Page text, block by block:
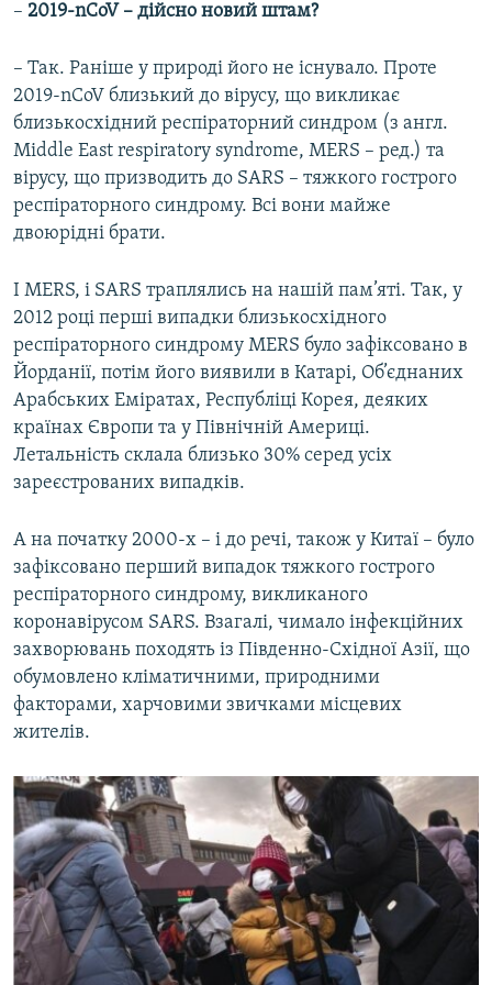
– 2019-nCoV – дійсно новий штам?
– Так. Раніше у природі його не існувало. Проте
2019-nCoV близький до вірусу, що викликає
близькосхідний респіраторний синдром (з англ.
Middle East respiratory syndrome, MERS – ред.) та
вірусу, що призводить до SARS – тяжкого гострого
респіраторного синдрому. Всі вони майже
двоюрідні брати.
І MERS, і SARS траплялись на нашій пам’яті. Так, у
2012 році перші випадки близькосхідного
респіраторного синдрому MERS було зафіксовано в
Йорданії, потім його виявили в Катарі, Об’єднаних
Арабських Еміратах, Республіці Корея, деяких
країнах Європи та у Північній Америці.
Летальність склала близько 30% серед усіх
зареєстрованих випадків.
А на початку 2000-х – і до речі, також у Китаї – було
зафіксовано перший випадок тяжкого гострого
респіраторного синдрому, викликаного
коронавірусом SARS. Взагалі, чимало інфекційних
захворювань походять із Південно-Східної Азії, що
обумовлено кліматичними, природними
факторами, харчовими звичками місцевих
жителів.